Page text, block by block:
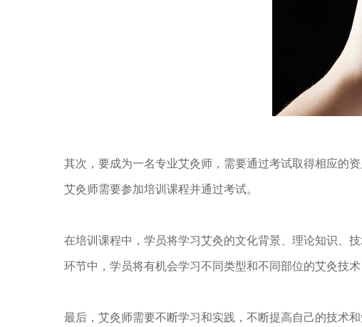
其次，要成为一名专业艾灸师，需要通过考试取得相应的
艾灸师需要参加培训课程并通过考试。
在培训课程中，学员将学习艾灸的文化背景、理论知识、
环节中，学员将有机会学习不同类型和不同部位的艾灸技
最后，艾灸师需要不断学习和实践，不断提高自己的技术